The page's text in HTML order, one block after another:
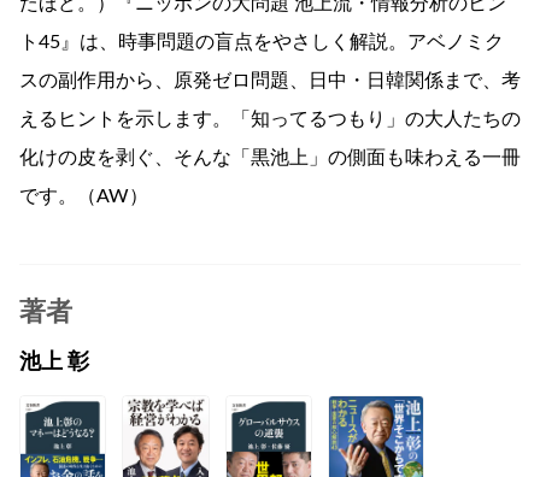
たほど。）『ニッポンの大問題 池上流・情報分析のヒン
ト45』は、時事問題の盲点をやさしく解説。アベノミク
スの副作用から、原発ゼロ問題、日中・日韓関係まで、考
えるヒントを示します。「知ってるつもり」の大人たちの
化けの皮を剥ぐ、そんな「黒池上」の側面も味わえる一冊
です。（AW）
著者
池上 彰